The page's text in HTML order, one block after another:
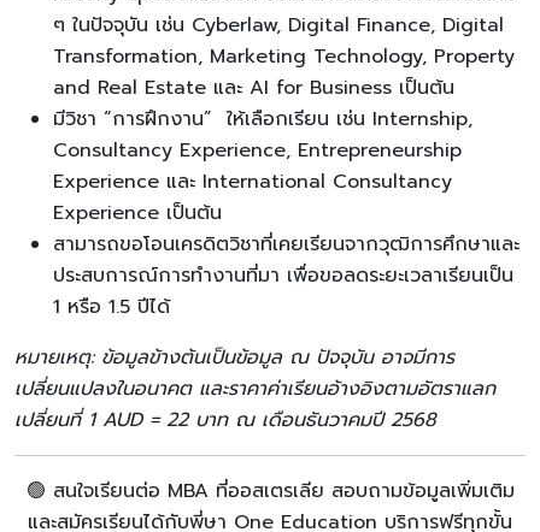
ๆ ในปัจจุบัน เช่น Cyberlaw, Digital Finance, Digital
Transformation, Marketing Technology, Property
and Real Estate และ AI for Business เป็นต้น
มีวิชา “การฝึกงาน” ให้เลือกเรียน เช่น Internship,
Consultancy Experience, Entrepreneurship
Experience และ International Consultancy
Experience เป็นต้น
สามารถขอโอนเครดิตวิชาที่เคยเรียนจากวุฒิการศึกษาและ
ประสบการณ์การทำงานที่มา เพื่อขอลดระยะเวลาเรียนเป็น
1 หรือ 1.5 ปีได้
หมายเหตุ: ข้อมูลข้างต้นเป็นข้อมูล ณ ปัจจุบัน อาจมีการ
เปลี่ยนแปลงในอนาคต และราคาค่าเรียนอ้างอิงตามอัตราแลก
เปลี่ยนที่ 1 AUD = 22 บาท ณ เดือนธันวาคมปี 2568
🟢 สนใจเรียนต่อ MBA ที่ออสเตรเลีย สอบถามข้อมูลเพิ่มเติม
และสมัครเรียนได้กับพี่ษา One Education บริการฟรีทุกขั้น